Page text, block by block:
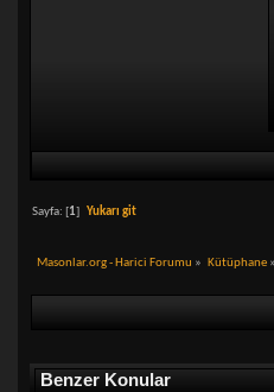
Sayfa: [1] Yukarı git
Masonlar.org - Harici Forumu » Kütüphane »
Benzer Konular